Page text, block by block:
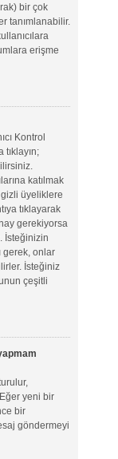
bir çok
tanımlanabilir.
erişme
Kontrol
tıklayın;
katılmak
gizli üyeliklere
tıklayarak
gerekiyorsa
İsteğinizin
gerek, onlar
İsteğiniz
çeşitli
yeni bir
bir
göndermeyi